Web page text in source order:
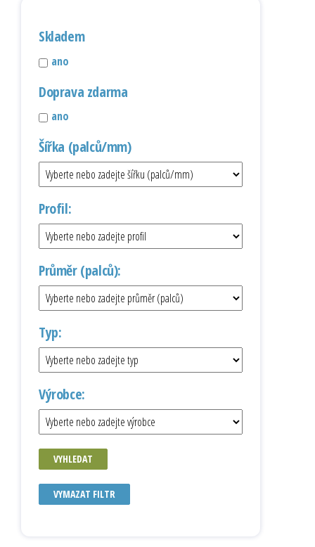
Skladem
ano
Doprava zdarma
ano
Šířka (palců/mm)
Profil:
Průměr (palců):
Typ:
Výrobce:
VYHLEDAT
VYMAZAT FILTR